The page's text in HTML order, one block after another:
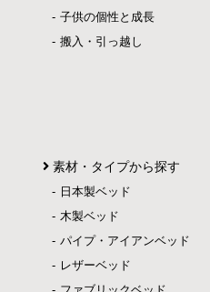
子供の個性と成長
搬入・引っ越し
素材・タイプから探す
日本製ベッド
木製ベッド
パイプ・アイアンベッド
レザーベッド